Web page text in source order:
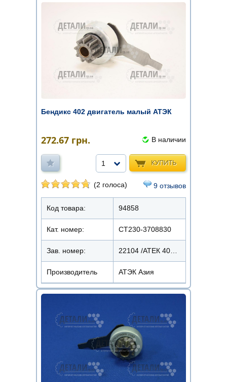
Бендикс 402 двигатель малый АТЭК
272.67 грн. В наличии
КУПИТЬ
1
(2 голоса) 9 отзывов
Код товара: 94858
Кат. номер: СТ230-3708830
Зав. номер:
Производитель АТЭК Азия